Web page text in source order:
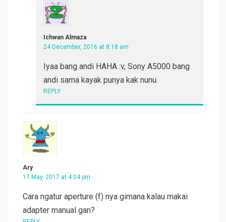
Ichwan Almaza
24 December, 2016 at 8:18 am
Iyaa bang andi HAHA :v, Sony A5000 bang
andi sama kayak punya kak nunu.
REPLY
Ary
17 May, 2017 at 4:04 pm
Cara ngatur aperture (f) nya gimana kalau makai
adapter manual gan?